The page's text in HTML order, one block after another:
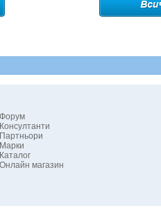
Форум
Консултанти
Партньори
Марки
Каталог
Онлайн магазин